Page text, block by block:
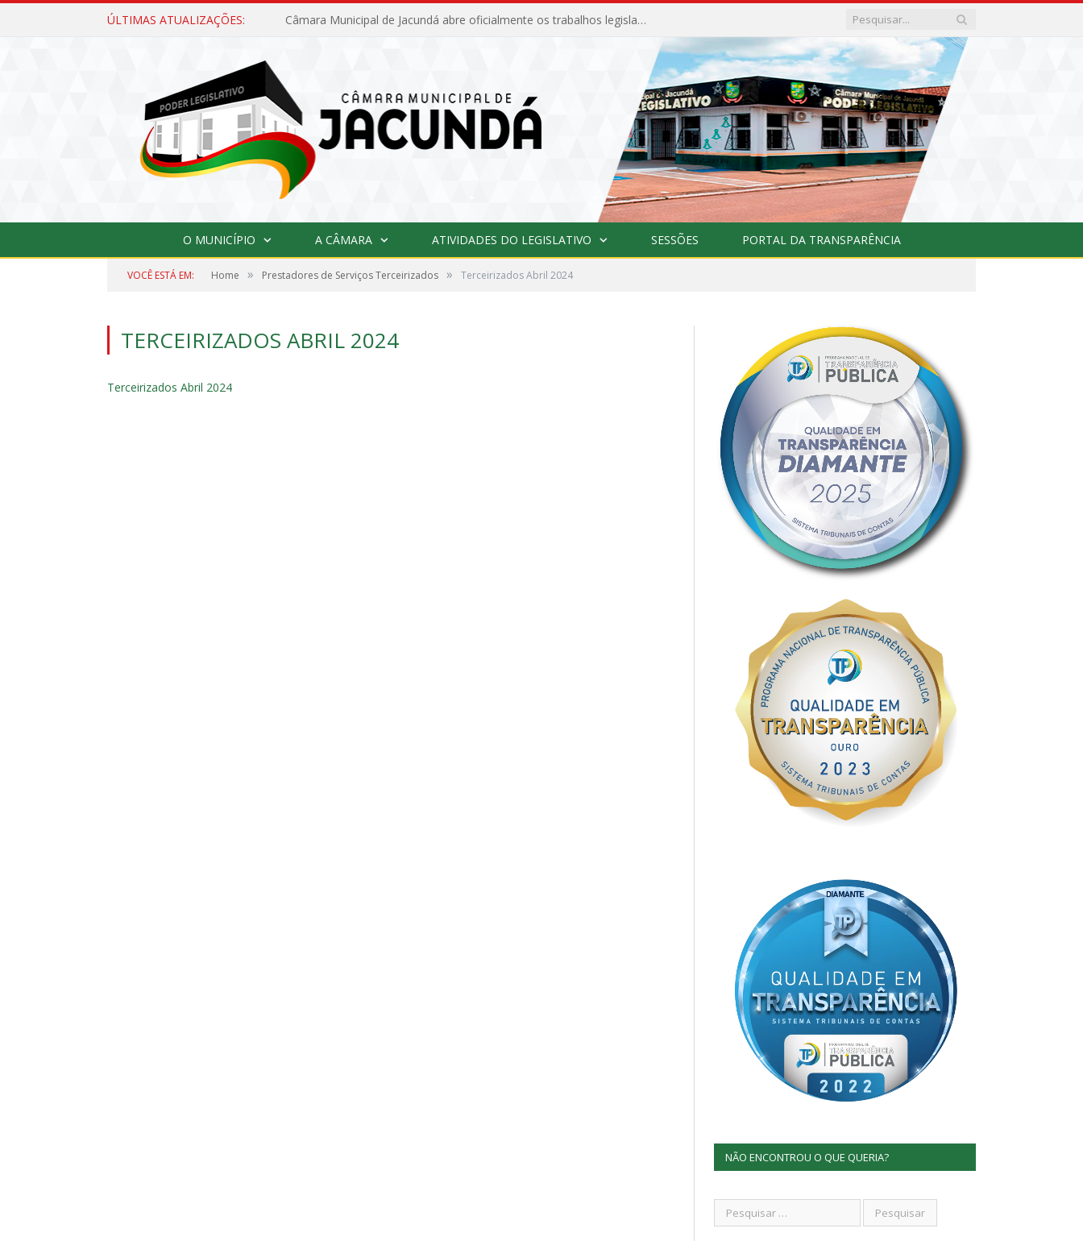
ÚLTIMAS ATUALIZAÇÕES: Câmara Municipal de Jacundá abre oficialmente os trabalhos legislativos de 2026
O MUNICÍPIO A CÂMARA ATIVIDADES DO LEGISLATIVO SESSÕES PORTAL DA TRANSPARÊNCIA
VOCÊ ESTÁ EM: Home » Prestadores de Serviços Terceirizados » Terceirizados Abril 2024
TERCEIRIZADOS ABRIL 2024
Terceirizados Abril 2024
NÃO ENCONTROU O QUE QUERIA?